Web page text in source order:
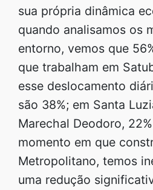
sua própria dinâmica
quando analisamos os
entorno, vemos que
que trabalham em
esse deslocamento
são 38%; em Santa
Marechal Deodoro,
momento em que
Metropolitano, temos
uma redução